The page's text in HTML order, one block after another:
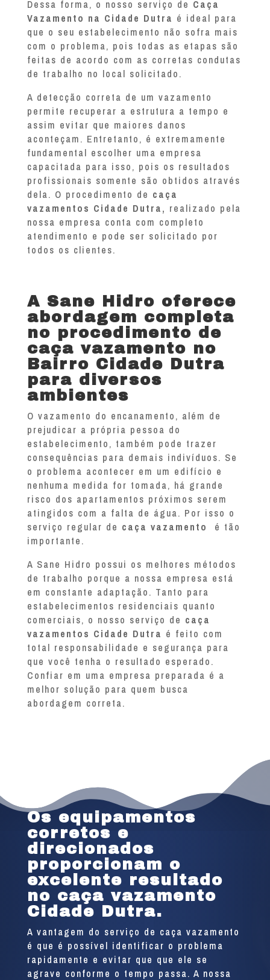
Dessa forma, o nosso serviço de Caça
Vazamento na Cidade Dutra é ideal para
que o seu estabelecimento não sofra mais
com o problema, pois todas as etapas são
feitas de acordo com as corretas condutas
de trabalho no local solicitado.
A detecção correta de um vazamento
permite recuperar a estrutura a tempo e
assim evitar que maiores danos
aconteçam. Entretanto, é extremamente
fundamental escolher uma empresa
capacitada para isso, pois os resultados
profissionais somente são obtidos através
dela. O procedimento de caça
vazamentos Cidade Dutra, realizado pela
nossa empresa conta com completo
atendimento e pode ser solicitado por
todos os clientes.
A Sane Hidro oferece
abordagem completa
no procedimento de
caça vazamento no
Bairro Cidade Dutra
para diversos
ambientes
O vazamento do encanamento, além de
prejudicar a própria pessoa do
estabelecimento, também pode trazer
consequências para demais indivíduos. Se
o problema acontecer em um edifício e
nenhuma medida for tomada, há grande
risco dos apartamentos próximos serem
atingidos com a falta de água. Por isso o
serviço regular de caça vazamento
é tão
importante.
A Sane Hidro possui os melhores métodos
de trabalho porque a nossa empresa está
em constante adaptação. Tanto para
estabelecimentos residenciais quanto
comerciais, o nosso serviço de caça
vazamentos Cidade Dutra é feito com
total responsabilidade e segurança para
que você tenha o resultado esperado.
Confiar em uma empresa preparada é a
melhor solução para quem busca
abordagem correta.
Os equipamentos
corretos e
direcionados
proporcionam o
excelente resultado
no caça vazamento
Cidade Dutra.
A vantagem do serviço de caça vazamento
é que é possível identificar o problema
rapidamente e evitar que que ele se
agrave conforme o tempo passa. A nossa